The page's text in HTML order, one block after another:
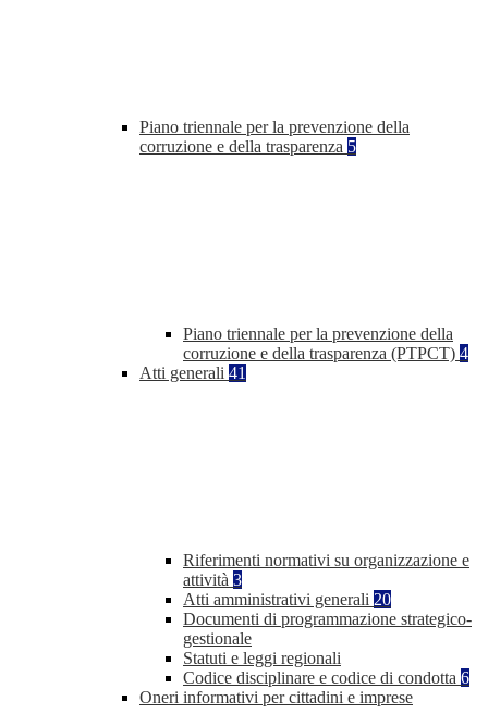
Piano triennale per la prevenzione della
corruzione e della trasparenza 5
Piano triennale per la prevenzione della
corruzione e della trasparenza (PTPCT) 4
Atti generali 41
Riferimenti normativi su organizzazione e
attività 3
Atti amministrativi generali 20
Documenti di programmazione strategico-
gestionale
Statuti e leggi regionali
Codice disciplinare e codice di condotta 6
Oneri informativi per cittadini e imprese